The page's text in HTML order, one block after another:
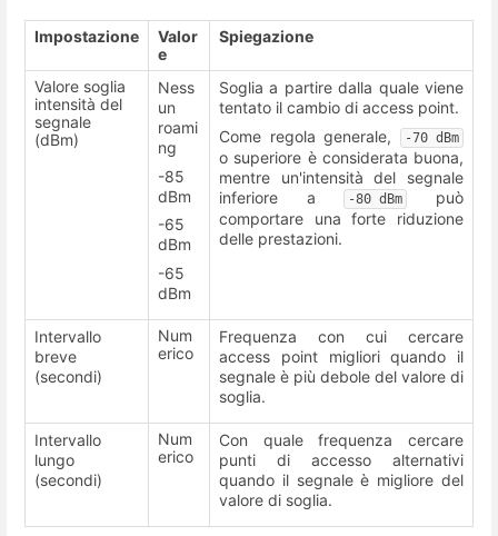
Impostazione
Valor
e
Spiegazione
Valore soglia
intensità del
segnale
(dBm)
Ness
un
roami
ng
-85
dBm
-65
dBm
-65
dBm
Soglia a partire dalla quale viene
tentato il cambio di access point.
Come regola generale,
-70 dBm
o superiore è considerata buona,
mentre un'intensità del segnale
inferiore a
-80 dBm
può
comportare una forte riduzione
delle prestazioni.
Intervallo
breve
(secondi)
Num
erico
Frequenza con cui cercare
access point migliori quando il
segnale è più debole del valore di
soglia.
Intervallo
lungo
(secondi)
Num
erico
Con quale frequenza cercare
punti di accesso alternativi
quando il segnale è migliore del
valore di soglia.